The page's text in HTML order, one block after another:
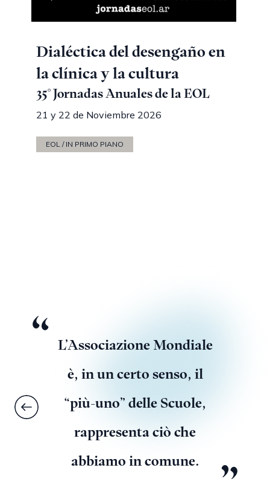
Dialéctica del desengaño en
la clínica y la cultura
35° Jornadas Anuales de la EOL
21 y 22 de Noviembre 2026
EOL / IN PRIMO PIANO
L’Associazione Mondiale
è, in un certo senso, il
“più-uno” delle Scuole,
rappresenta ciò che
abbiamo in comune.